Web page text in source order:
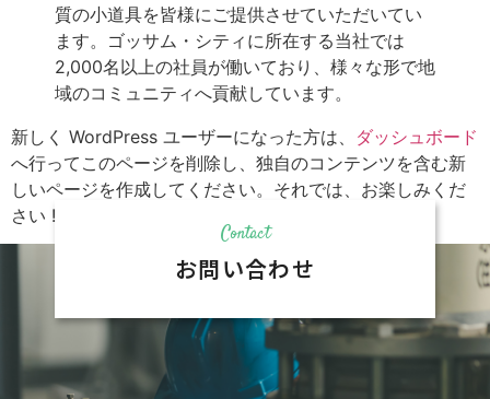
質の小道具を皆様にご提供させていただいてい
ます。ゴッサム・シティに所在する当社では
2,000名以上の社員が働いており、様々な形で地
域のコミュニティへ貢献しています。
新しく WordPress ユーザーになった方は、 ダッシュボード
へ行ってこのページを削除し、独自のコンテンツを含む新
しいページを作成してください。それでは、お楽しみくだ
さい !
Contact
お問い合わせ